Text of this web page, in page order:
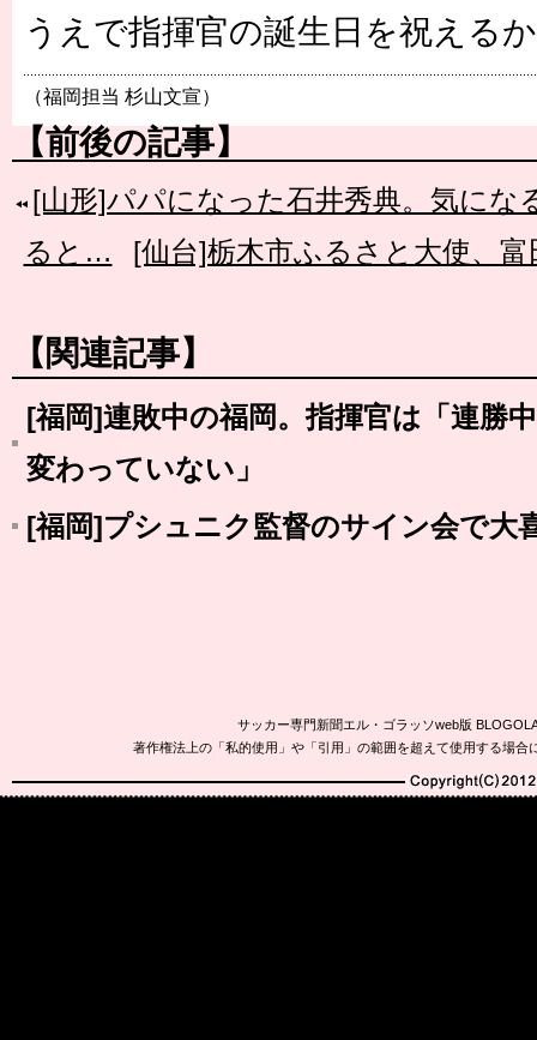
うえで指揮官の誕生日を祝えるか
（福岡担当 杉山文宣）
【前後の記事】
[山形]パパになった石井秀典。気にな
ると…
[仙台]栃木市ふるさと大使、
【関連記事】
[福岡]連敗中の福岡。指揮官は「連勝
変わっていない」
[福岡]プシュニク監督のサイン会で大
サッカー専門新聞エル・ゴラッソweb版
著作権法上の「私的使用」や「引用」の範囲を超えて使用する場
Copyright(C)2010-